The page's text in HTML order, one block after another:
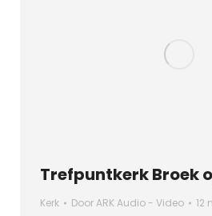
Trefpuntkerk Broek
Kerk DoorARK Audio - Video 12